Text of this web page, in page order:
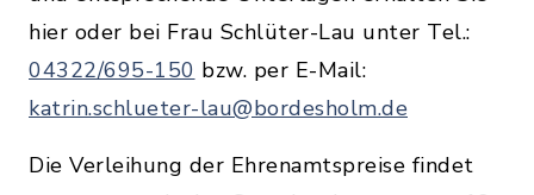
hier oder bei Frau Schlüter-Lau unter Tel.:
04322/695-150 bzw. per E-Mail:
katrin.schlueter-lau@bordesholm.de
Die Verleihung der Ehrenamtspreise findet